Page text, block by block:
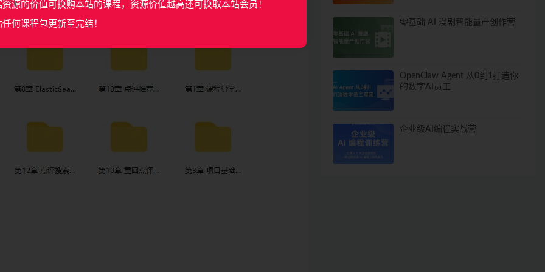
零基础 AI 漫剧智能量产创作营
OpenClaw Agent 从0到1打造你
的数字AI员工
企业级AI编程实战营
资源的价值可换购本站的课程，资源价值越高还可换取本站会员！
任何课程包更新至完结！